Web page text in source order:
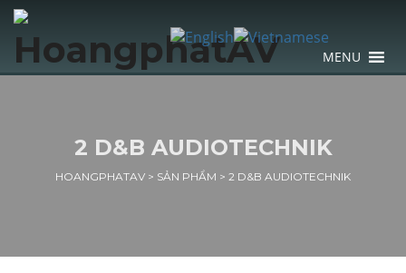
MENU
2 D&B AUDIOTECHNIK
HOANGPHATAV > SẢN PHẨM > 2 D&B AUDIOTECHNIK